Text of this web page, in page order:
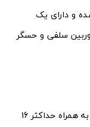
و دارای یک
سلفی و حسگر
پردازنده قدرتمند کوالکوم اسنپدراگون 8 الیت به همراه حداکثر 16